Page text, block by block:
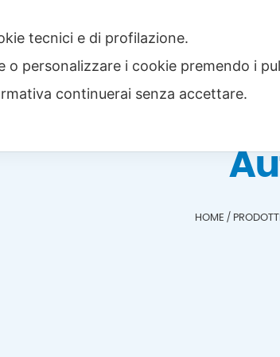
HOME / PRODOTTI
tecnici e di profilazione.
o personalizzare i cookie premendo i
continuerai senza accettare.